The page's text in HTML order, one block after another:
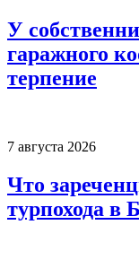
У
гаражного
терпение
7 августа 2026
Что
турпохода в